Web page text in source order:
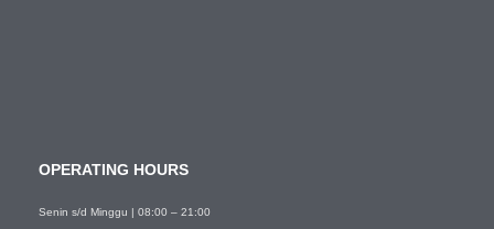
OPERATING HOURS
Senin s/d Minggu | 08:00 – 21:00